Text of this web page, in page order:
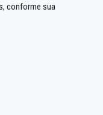
conforme sua